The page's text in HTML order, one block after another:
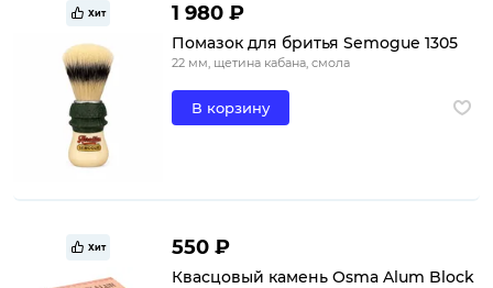
Хит 1 980 ₽
Помазок для бритья Semogue 1305
22 мм, щетина кабана, смола
В корзину
Хит 550 ₽
Квасцовый камень Osma Alum Block